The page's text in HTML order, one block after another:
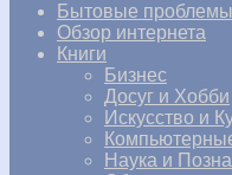
Бытовые проблемы
Обзор интернета
Книги
Бизнес
Досуг и Хобби
Искусство и
Наука и